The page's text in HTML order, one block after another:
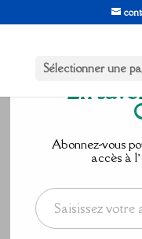
Sélectionner une
En
Abonnez-vous
accès à
Saisissez votre adresse e-mail…